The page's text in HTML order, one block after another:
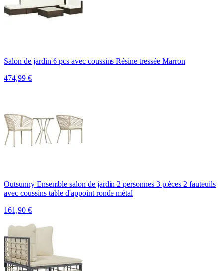
Salon de jardin 6 pcs avec coussins Résine tressée Marron
474,99 €
Outsunny Ensemble salon de jardin 2 personnes 3 pièces 2 fauteuils
avec coussins table d'appoint ronde métal
161,90 €